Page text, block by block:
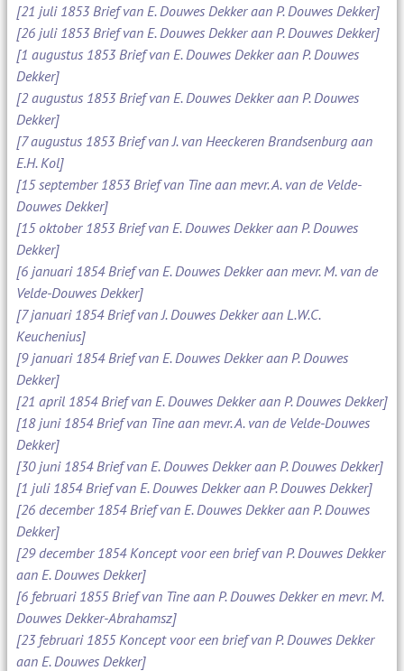
[21 juli 1853 Brief van E. Douwes Dekker aan P. Douwes Dekker]
[26 juli 1853 Brief van E. Douwes Dekker aan P. Douwes Dekker]
[1 augustus 1853 Brief van E. Douwes Dekker aan P. Douwes
Dekker]
[2 augustus 1853 Brief van E. Douwes Dekker aan P. Douwes
Dekker]
[7 augustus 1853 Brief van J. van Heeckeren Brandsenburg aan
E.H. Kol]
[15 september 1853 Brief van Tine aan mevr. A. van de Velde-
Douwes Dekker]
[15 oktober 1853 Brief van E. Douwes Dekker aan P. Douwes
Dekker]
[6 januari 1854 Brief van E. Douwes Dekker aan mevr. M. van de
Velde-Douwes Dekker]
[7 januari 1854 Brief van J. Douwes Dekker aan L.W.C.
Keuchenius]
[9 januari 1854 Brief van E. Douwes Dekker aan P. Douwes
Dekker]
[21 april 1854 Brief van E. Douwes Dekker aan P. Douwes Dekker]
[18 juni 1854 Brief van Tine aan mevr. A. van de Velde-Douwes
Dekker]
[30 juni 1854 Brief van E. Douwes Dekker aan P. Douwes Dekker]
[1 juli 1854 Brief van E. Douwes Dekker aan P. Douwes Dekker]
[26 december 1854 Brief van E. Douwes Dekker aan P. Douwes
Dekker]
[29 december 1854 Koncept voor een brief van P. Douwes Dekker
aan E. Douwes Dekker]
[6 februari 1855 Brief van Tine aan P. Douwes Dekker en mevr. M.
Douwes Dekker-Abrahamsz]
[23 februari 1855 Koncept voor een brief van P. Douwes Dekker
aan E. Douwes Dekker]